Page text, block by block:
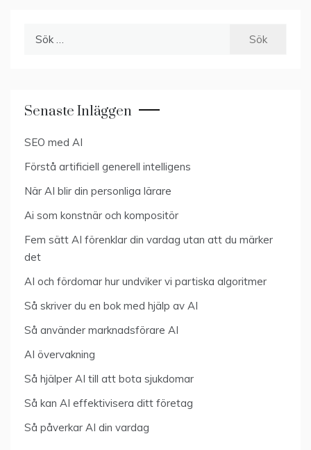
Senaste Inläggen
SEO med AI
Förstå artificiell generell intelligens
När AI blir din personliga lärare
Ai som konstnär och kompositör
Fem sätt AI förenklar din vardag utan att du märker
det
AI och fördomar hur undviker vi partiska algoritmer
Så skriver du en bok med hjälp av AI
Så använder marknadsförare AI
AI övervakning
Så hjälper AI till att bota sjukdomar
Så kan AI effektivisera ditt företag
Så påverkar AI din vardag